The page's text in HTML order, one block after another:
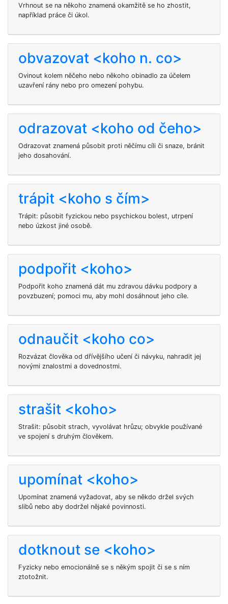
Vrhnout se na někoho znamená okamžitě se ho zhostit,
například práce či úkol.
obvazovat <koho n. co>
Ovinout kolem něčeho nebo někoho obinadlo za účelem
uzavření rány nebo pro omezení pohybu.
odrazovat <koho od čeho>
Odrazovat znamená působit proti něčímu cíli či snaze, bránit
jeho dosahování.
trápit <koho s čím>
Trápit: působit fyzickou nebo psychickou bolest, utrpení
nebo úzkost jiné osobě.
podpořit <koho>
Podpořit koho znamená dát mu zdravou dávku podpory a
povzbuzení; pomoci mu, aby mohl dosáhnout jeho cíle.
odnaučit <koho co>
Rozvázat člověka od dřívějšího učení či návyku, nahradit jej
novými znalostmi a dovednostmi.
strašit <koho>
Strašit: působit strach, vyvolávat hrůzu; obvykle používané
ve spojení s druhým člověkem.
upomínat <koho>
Upomínat znamená vyžadovat, aby se někdo držel svých
slibů nebo aby dodržel nějaké povinnosti.
dotknout se <koho>
Fyzicky nebo emocionálně se s někým spojit či se s ním
ztotožnit.